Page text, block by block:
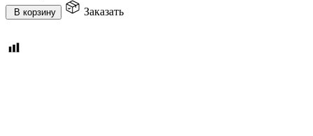
В корзину Заказать